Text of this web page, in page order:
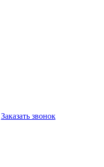
Заказать звонок